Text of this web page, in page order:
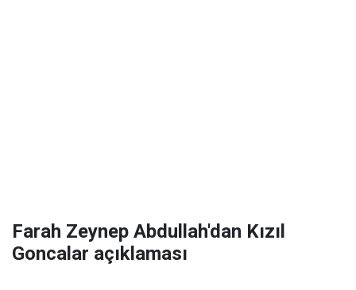
Farah Zeynep Abdullah'dan Kızıl
Goncalar açıklaması